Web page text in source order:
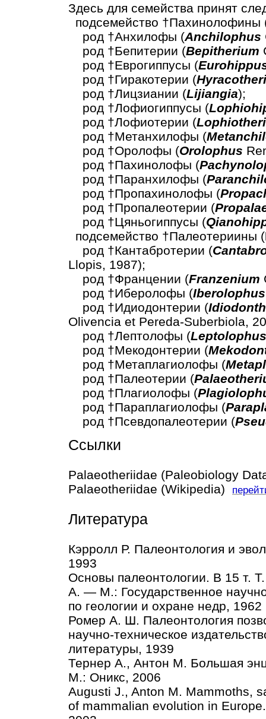
Здесь для семейства принят
подсемейство †Пахинолофины
род †Анхилофы (Anchilophus
род †Бепитерии (Bepitherium
род †Еврогиппусы (
род †Гиракотерии (
род †Лицзиании (Lijiangia);
род †Лофиогиппусы (
род †Лофиотерии (
род †Метанхилофы (
род †Оролофы (Orolophus
род †Пахинолофы (
род †Паранхилофы (
род †Пропахинолофы (
род †Пропалеотерии (
род †Цяньогиппусы (
подсемейство †Палеотериины (
род †Кантабротерии (
Llopis, 1987);
род †Францении (Franzenium
род †Иберолофы (Iberolophus
род †Идиодонтерии (
Olivencia et Pereda-Suberbiola,
род †Лептолофы (Leptolophus
род †Мекодонтерии (
род †Метаплагиолофы (
род †Палеотерии (
род †Плагиолофы (
род †Параплагиолофы (
род †Псевдопалеотерии (
Ссылки
Palaeotheriidae (Paleobiology
Palaeotheriidae (Wikipedia)
Литература
Кэрролл Р. Палеонтология и
1993
Основы палеонтологии. В 15 т.
А. — М.: Государственное
по геологии и охране недр, 1962
Ромер А. Ш. Палеонтология
научно-техническое
литературы, 1939
Тернер А., Антон М. Большая
М.: Оникс, 2006
Augusti J., Anton M. Mammoths,
of mammalian evolution in